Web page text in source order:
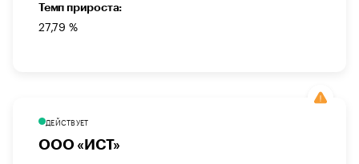
Темп прироста:
27,79 %
ДЕЙСТВУЕТ
ООО «ИСТ»